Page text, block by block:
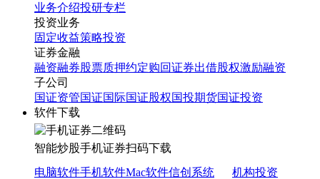
业务介绍投研专栏
投资业务
固定收益策略投资
证券金融
融资融券股票质押约定购回证券出借股权激励融资
子公司
国证资管国证国际国证股权国投期货国证投资
软件下载
智能炒股手机证券扫码下载
电脑软件手机软件Mac软件信创系统
机构投资